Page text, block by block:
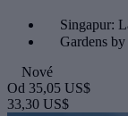
Singapur:
Gardens
Nové
Od 35,05 US$
33,30 US$